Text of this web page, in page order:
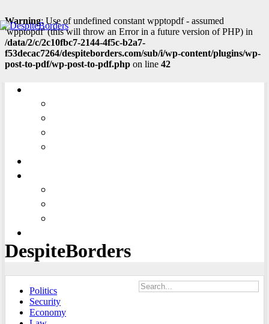
Warning: Use of undefined constant wpptopdf - assumed
'wpptopdf' (this will throw an Error in a future version of PHP) in
/data/2/c/2c10fbc7-2144-4f5c-b2a7-
f53decac7264/despiteborders.com/sub/i/wp-content/plugins/wp-
post-to-pdf/wp-post-to-pdf.php on line 42
DespiteBorders
Politics
Security
Economy